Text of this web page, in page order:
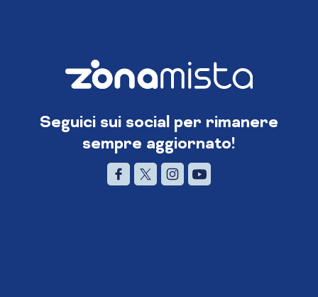
Seguici sui social per rimanere
sempre aggiornato!